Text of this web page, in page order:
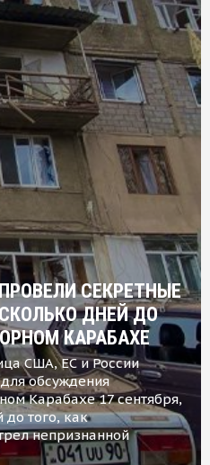
СЕКРЕТНЫЕ
ДНЕЙ ДО
КАРАБАХЕ
США, ЕС и России
обсуждения
Карабахе 17 сентября,
до того, как
непризнанной